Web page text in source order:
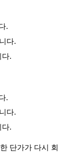
.
다.
다.
.
다.
다.
단가가 다시 회